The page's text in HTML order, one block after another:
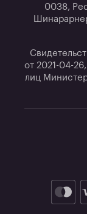
0038,
от 2021-04-
лиц